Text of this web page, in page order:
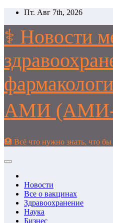
Перейти
содержимому
Пт. Авг 7th, 2026
⚕️ Новости
АМИ
🏥 Всё что нужно знать, что бы
Новости
Все о вакцинах
Здравоохранение
Наука
Бизнес